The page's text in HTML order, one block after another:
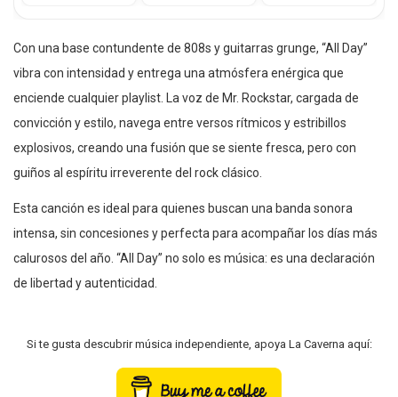
Con una base contundente de 808s y guitarras grunge, “All Day”
vibra con intensidad y entrega una atmósfera enérgica que
enciende cualquier playlist. La voz de Mr. Rockstar, cargada de
convicción y estilo, navega entre versos rítmicos y estribillos
explosivos, creando una fusión que se siente fresca, pero con
guiños al espíritu irreverente del rock clásico.
Esta canción es ideal para quienes buscan una banda sonora
intensa, sin concesiones y perfecta para acompañar los días más
calurosos del año. “All Day” no solo es música: es una declaración
de libertad y autenticidad.
Si te gusta descubrir música independiente, apoya La Caverna aquí: